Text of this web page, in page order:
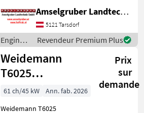
Kramer KT 276 in TOP
Zustand Erhöhte Kabine
Bibload Reifen 400/70 R 20
Zusätzliche A
Amselgruber Landtechnik GmbH
5121 Tarsdorf
Engins
de
chantier
/ Kramer
Revendeur Premium Plus
Weidemann
T6025
Teleskoplader
Prix
sur
demande
61 ch/45 kW
Ann. fab. 2026
Weidemann T6025